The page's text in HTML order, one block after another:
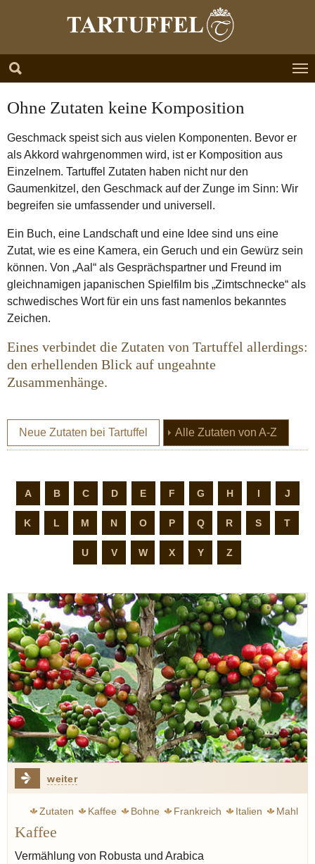
Ohne Zutaten keine Komposition
Geschmack speist sich aus vielen Komponenten. Bevor er
als Akkord wahrgenommen wird, ist er Komposition aus
Einzelnem. Tartuffel Zutaten haben nicht nur den
Gaumenkitzel, den Geschmack auf der Zunge im Sinn: Wir
begreifen sie umfassender und universell.
Ein Buch, eine Landschaft und eine Idee sind uns eine
Zutat, wie es eine Kamera, ein Geruch und ein Gewürz sein
können. Von „Aal“ als Gesprächspartner und Freund im
gleichnamigen japanischen Spielfilm bis „Zimtschnecke“ als
schwedisches Wort für ein uns fast namenlos bekanntes
Zeichen.
Eines verbindet die Zutaten von Tartuffel allerdings:
den erhellenden Blick auf ungeahnte
Zusammenhänge.
Neue Zutaten bei Tartuffel Alle Zutaten von A-Z
A B C D E F G H I J
K L M N O P Q R S T
U V W X Y Z
weiter
Zutaten Kaffee Bohne Frankreich Italien
Mahl
Kaffee
Vermählung von Robusta und Arabica